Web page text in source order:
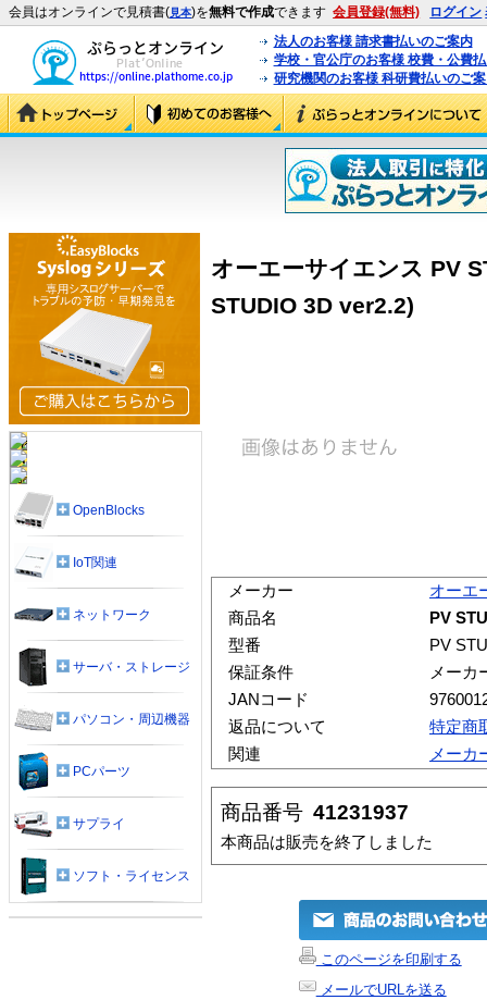
会員はオンラインで見積書(見本)を無料で作成できます 会員登録(無料) ログイン
法人のお客様 請求書払いのご案内
学校・官公庁のお客様 校費・公費
研究機関のお客様 科研費払いのご
オーエーサイエンス PV
STUDIO 3D ver2.2)
メーカー
オーエ
商品名
PV
型番
PV
保証条件
メーカ
JANコード
返品について
特定商
関連
メーカ
商品番号 41231937
本商品は販売を終了しました
このページを印刷する
メールでURLを送る
OpenBlocks
IoT関連
ネットワーク
サーバ・ストレージ
パソコン・周辺機器
PCパーツ
サプライ
ソフト・ライセンス